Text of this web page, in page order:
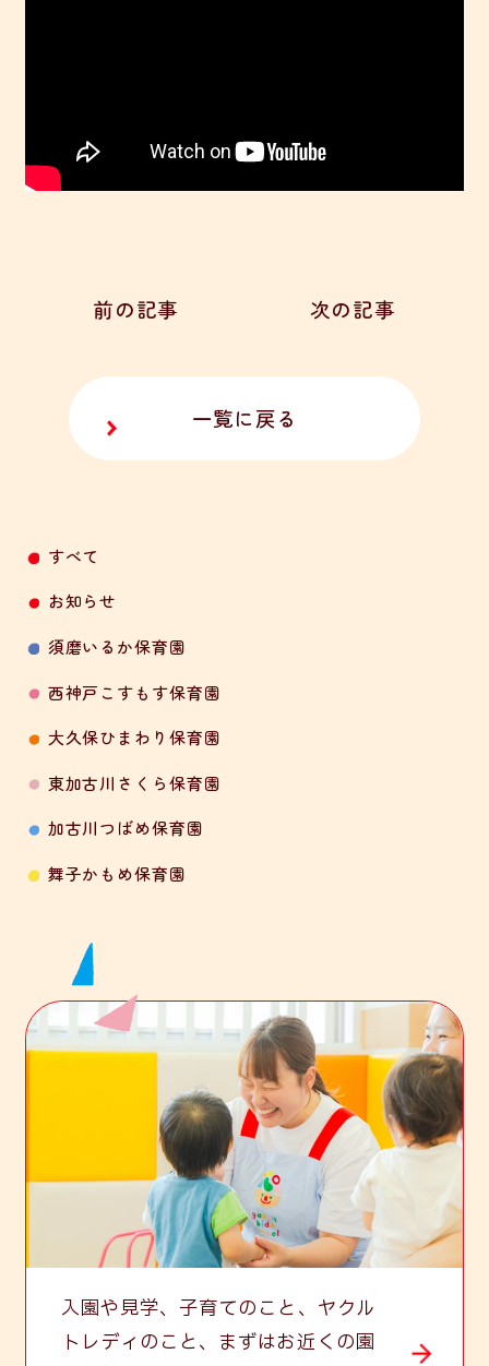
前の記事
一覧に戻る
次の記事
すべて
お知らせ
須磨いるか保育園
西神戸こすもす保育園
大久保ひまわり保育園
東加古川さくら保育園
加古川つばめ保育園
舞子かもめ保育園
Contact
入園や見学、子育てのこと、ヤクル
トレディのこと、まずはお近くの園